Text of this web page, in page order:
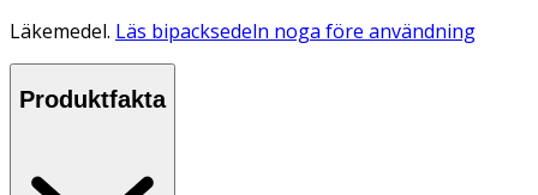
Läkemedel. Läs bipacksedeln noga före användning
Produktfakta